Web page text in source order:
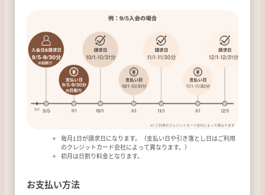
毎月1日が請求日になります。（支払い日や引き落とし日はご利用
のクレジットカード会社によって異なります。）
初月は日割り料金となります。
お支払い方法